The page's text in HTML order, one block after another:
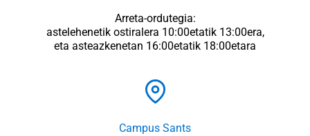
Arreta-ordutegia:
astelehenetik ostiralera 10:00etatik 13:00era,
eta asteazkenetan 16:00etatik 18:00etara
Campus Sants